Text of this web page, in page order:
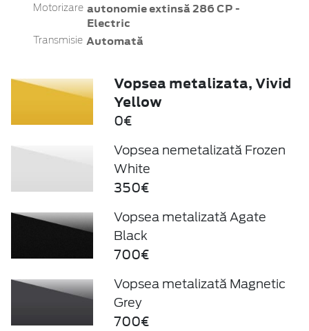
Motorizare autonomie extinsă 286 CP -
Electric
Transmisie Automată
Vopsea metalizata, Vivid
Yellow
0€
Vopsea nemetalizată Frozen
White
350€
Vopsea metalizată Agate
Black
700€
Vopsea metalizată Magnetic
Grey
700€